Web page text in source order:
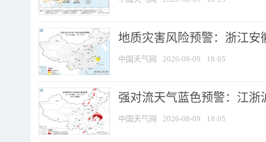
地质灾害风险预警：浙江安
中国天气网 2026-08-09 18:05
强对流天气蓝色预警：江浙
中国天气网 2026-08-09 18:05